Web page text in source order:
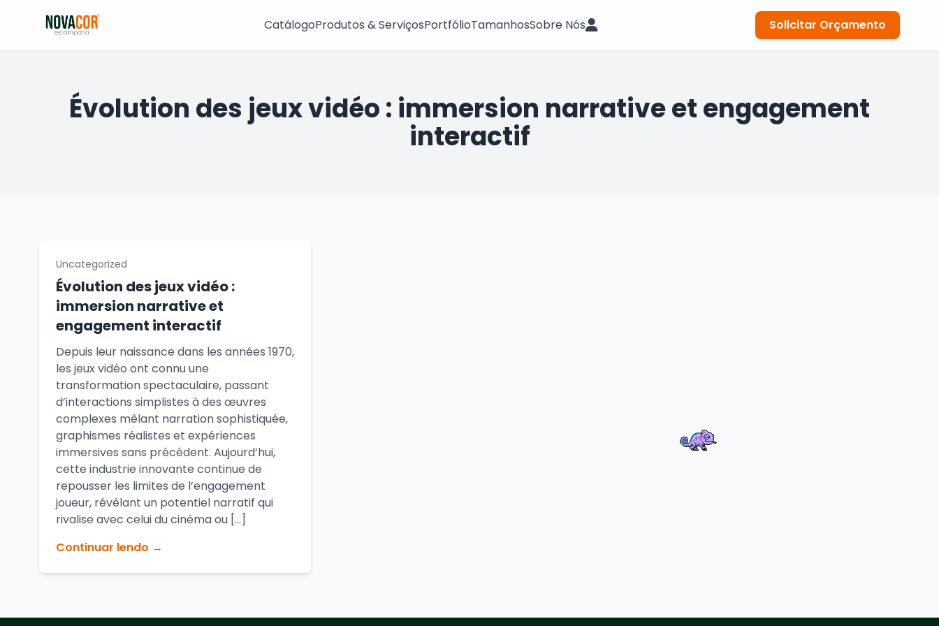
CatálogoProdutos & ServiçosPortfólioTamanhosSobre Nós Solicitar Orçamento
Évolution des jeux vidéo : immersion narrative et engagement
interactif
Uncategorized
Évolution des jeux vidéo :
immersion narrative et
engagement interactif
Depuis leur naissance dans les années 1970,
les jeux vidéo ont connu une
transformation spectaculaire, passant
d’interactions simplistes à des œuvres
complexes mêlant narration sophistiquée,
graphismes réalistes et expériences
immersives sans précédent. Aujourd’hui,
cette industrie innovante continue de
repousser les limites de l’engagement
joueur, révélant un potentiel narratif qui
rivalise avec celui du cinéma ou […]
Continuar lendo →